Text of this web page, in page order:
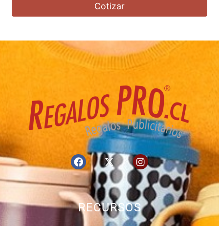
Cotizar
RECURSOS